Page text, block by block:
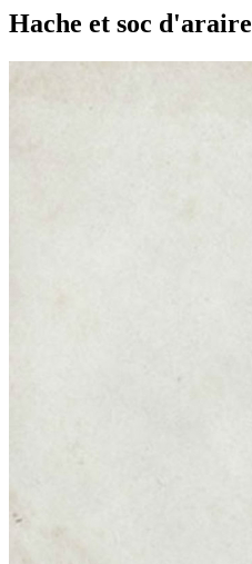
Hache et soc d'araire